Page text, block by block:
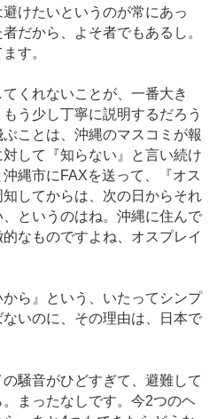
けたいというのが常にあっ
だから、よそ者でもあるし。
す。
くれないことが、一番大き
う少し丁寧に説明するだろう
ことは、沖縄のマスコミが報
して『知らない』と言い続け
縄市にFAXを送って、『オス
してからは、次の日からそれ
というのはね。沖縄に住んで
なものですよね、オスプレイ
ら』という、いたってシンプ
いのに、その理由は、日本で
騒音がひどすぎて、避難して
まったなしです。今2つのヘ